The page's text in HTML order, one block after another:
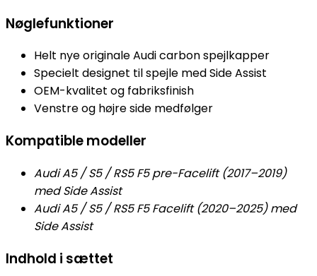
Nøglefunktioner
Helt nye originale Audi carbon spejlkapper
Specielt designet til spejle med Side Assist
OEM-kvalitet og fabriksfinish
Venstre og højre side medfølger
Kompatible modeller
Audi A5 / S5 / RS5 F5 pre-Facelift (2017–2019)
med Side Assist
Audi A5 / S5 / RS5 F5 Facelift (2020–2025) med
Side Assist
Indhold i sættet